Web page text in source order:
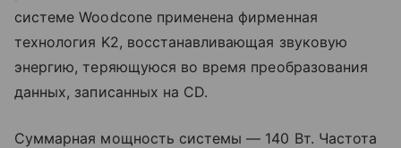
системе Woodcone применена фирменная
технология K2, восстанавливающая звуковую
энергию, теряющуюся во время преобразования
данных, записанных на CD.
Суммарная мощность системы — 140 Вт. Частота